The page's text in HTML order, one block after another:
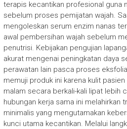
terapis kecantikan profesional guna
sebelum proses pemijatan wajah.
mengoleskan serum enzim nanas
awal pembersihan wajah sebelum
penutrisi. Kebijakan pengujian
akurat mengenai peningkatan daya
perawatan lain pasca proses
memuji produk ini karena kulit
malam secara berkali-kali lipat lebih
hubungan kerja sama ini melahirkan
minimalis yang mengutamakan
kunci utama kecantikan. Melalui